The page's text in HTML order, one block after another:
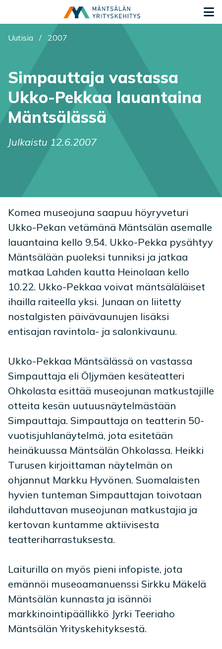
Olet tässä:
Uutisia / 2007
Simpauttaja vastassa
Ukko-Pekkaa lauantaina
Mäntsälässä
Julkaistu 12.6.2007
Komea museojuna saapuu höyryveturi
Ukko-Pekan vetämänä Mäntsälän asemalle
lauantaina kello 9.54. Ukko-Pekka pysähtyy
Mäntsälään puoleksi tunniksi ja jatkaa
matkaa Lahden kautta Heinolaan kello
10.22. Ukko-Pekkaa voivat mäntsäläläiset
ihailla raiteella yksi. Junaan on liitetty
nostalgisten päivävaunujen lisäksi
entisajan ravintola- ja salonkivaunu.
Ukko-Pekkaa Mäntsälässä on vastassa
Simpauttaja eli Öljymäen kesäteatteri
Ohkolasta esittää museojunan matkustajille
otteita kesän uutuusnäytelmästään
Simpauttaja. Simpauttaja on teatterin 50-
vuotisjuhlanäytelmä, jota esitetään
heinäkuussa Mäntsälän Ohkolassa. Heikki
Turusen kirjoittaman näytelmän on
ohjannut Markku Hyvönen. Suomalaisten
hyvien tunteman Simpauttajan toivotaan
ilahduttavan museojunan matkustajia ja
kertovan kuntamme aktiivisesta
teatteriharrastuksesta.
Laiturilla on myös pieni infopiste, jota
emännöi museoamanuenssi Sirkku Mäkelä
Mäntsälän kunnasta ja isännöi
markkinointipäällikkö Jyrki Teeriaho
Mäntsälän Yrityskehityksestä.